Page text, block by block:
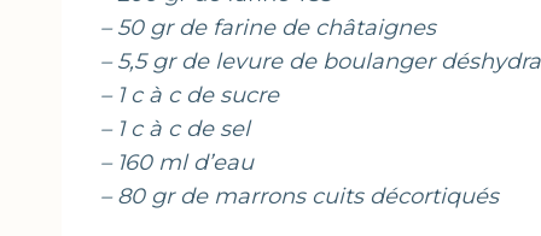
– 50 gr de farine de châtaignes
– 5,5 gr de levure de boulanger
– 1 c à c de sucre
– 1 c à c de sel
– 160 ml d’eau
– 80 gr de marrons cuits décortiqués